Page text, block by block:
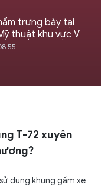
trưng bày tại
thuật khu vực V
T-72 xuyên
dụng khung gầm xe